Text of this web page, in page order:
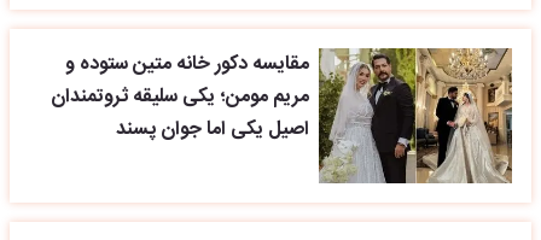
مقایسه دکور خانه متین ستوده و
مریم مومن؛ یکی سلیقه ثروتمندان
اصیل یکی اما جوان پسند